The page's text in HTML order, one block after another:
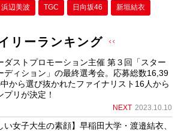
浜辺美波 TGC 日向坂46 新垣結衣
リーランキング
ダストプロモーション主催 第３回「スター
ィション」の最終選考会。応募総数16,39
から選び抜かれたファイナリスト16人から
プリが決定！
NEXT 2023.10.10
い女子大生の素顔】早稲田大学・渡邉結衣、